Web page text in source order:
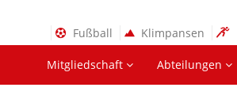
Fußball Klimpansen
Mitgliedschaft Abteilungen